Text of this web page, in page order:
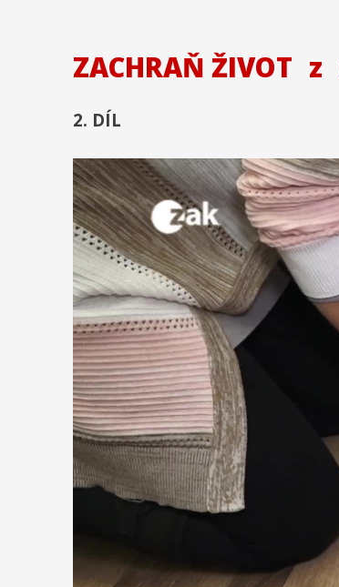
ZACHRAŇ ŽIVOT z
2. DÍL